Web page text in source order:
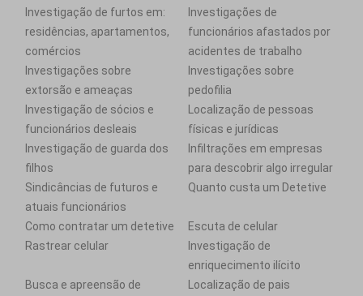
Investigação de furtos em:
residências, apartamentos,
comércios
Investigações de
funcionários afastados por
acidentes de trabalho
Investigações sobre
extorsão e ameaças
Investigações sobre
pedofilia
Investigação de sócios e
funcionários desleais
Localização de pessoas
físicas e jurídicas
Investigação de guarda dos
filhos
Infiltrações em empresas
para descobrir algo irregular
Sindicâncias de futuros e
atuais funcionários
Quanto custa um Detetive
Como contratar um detetive
Escuta de celular
Rastrear celular
Investigação de
enriquecimento ilícito
Busca e apreensão de
Localização de pais